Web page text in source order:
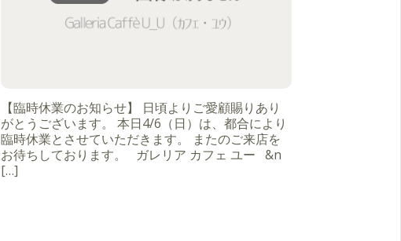
【臨時休業のお知らせ】 日頃よりご愛顧賜りあり
がとうございます。 本日4/6（日）は、都合により
臨時休業とさせていただきます。 またのご来店を
お待ちしております。 ガレリア カフェ ユー &n
[…]